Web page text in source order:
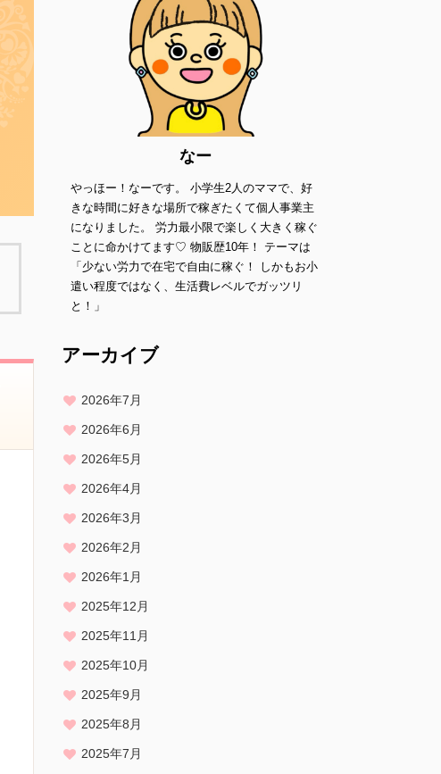
なー
やっほー！なーです。 小学生2人のママで、好
きな時間に好きな場所で稼ぎたくて個人事業主
になりました。 労力最小限で楽しく大きく稼ぐ
ことに命かけてます♡ 物販歴10年！ テーマは
「少ない労力で在宅で自由に稼ぐ！ しかもお小
遣い程度ではなく、生活費レベルでガッツリ
と！」
アーカイブ
2026年7月
2026年6月
2026年5月
2026年4月
2026年3月
2026年2月
2026年1月
2025年12月
2025年11月
2025年10月
2025年9月
2025年8月
2025年7月